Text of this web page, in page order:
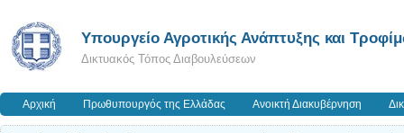
Υπουργείο Αγροτικής Ανάπτυξης και
Δικτυακός Τόπος Διαβουλεύσεων
Αρχική Πρωθυπουργός της Ελλάδας Ανοικτή Διακυβέρνηση